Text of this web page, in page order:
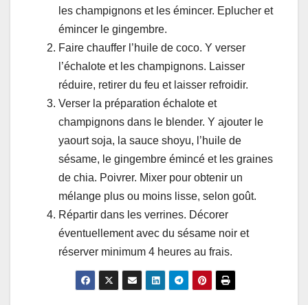
les champignons et les émincer. Eplucher et
émincer le gingembre.
Faire chauffer l’huile de coco. Y verser
l’échalote et les champignons. Laisser
réduire, retirer du feu et laisser refroidir.
Verser la préparation échalote et
champignons dans le blender. Y ajouter le
yaourt soja, la sauce shoyu, l’huile de
sésame, le gingembre émincé et les graines
de chia. Poivrer. Mixer pour obtenir un
mélange plus ou moins lisse, selon goût.
Répartir dans les verrines. Décorer
éventuellement avec du sésame noir et
réserver minimum 4 heures au frais.